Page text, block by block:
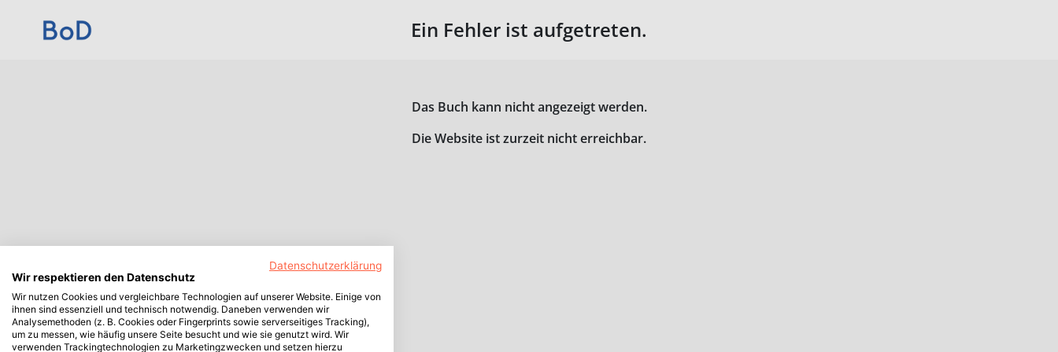
Ein Fehler ist aufgetreten.
Das Buch kann nicht angezeigt werden.
Die Website ist zurzeit nicht erreichbar.
Datenschutzerklärung
Wir respektieren den Datenschutz
Wir nutzen Cookies und vergleichbare Technologien auf unserer Website. Einige von
ihnen sind essenziell und technisch notwendig. Daneben verwenden wir
Analysemethoden (z. B. Cookies oder Fingerprints sowie serverseitiges Tracking),
um zu messen, wie häufig unsere Seite besucht und wie sie genutzt wird. Wir
verwenden Trackingtechnologien zu Marketingzwecken und setzen hierzu